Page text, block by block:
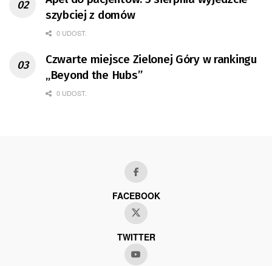
szybciej z domów
0 UDOST.
Czwarte miejsce Zielonej Góry w rankingu
„Beyond the Hubs”
0 UDOST.
FACEBOOK
TWITTER